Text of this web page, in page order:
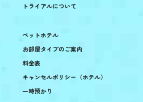
トライアルについて
ペットホテル
お部屋タイプのご案内
料金表
キャンセルポリシー（ホテル）
一時預かり